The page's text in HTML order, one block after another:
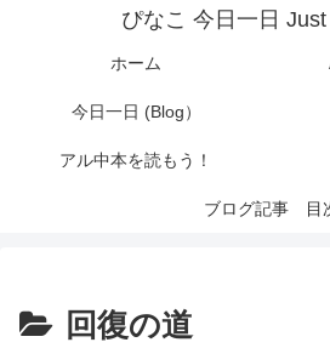
ぴなこ 今日一日
ホーム
今日一日 (Blog）
アル中本を読もう！
ブログ記事 目
回復の道